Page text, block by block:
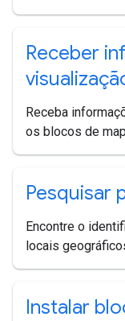
Receber
Receba
os blocos de
Pesquisar
Encontre o
locais
Instalar